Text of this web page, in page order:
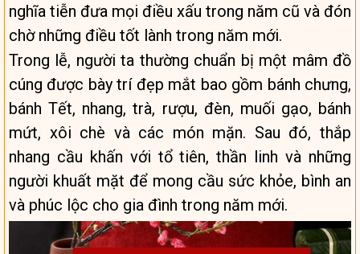
nghĩa tiễn đưa mọi điều xấu trong năm cũ và đón
chờ những điều tốt lành trong năm mới.
Trong lễ, người ta thường chuẩn bị một mâm đồ
cúng được bày trí đẹp mắt bao gồm bánh chưng,
bánh Tết, nhang, trà, rượu, đèn, muối gạo, bánh
mứt, xôi chè và các món mặn. Sau đó, thắp
nhang cầu khấn với tổ tiên, thần linh và những
người khuất mặt để mong cầu sức khỏe, bình an
và phúc lộc cho gia đình trong năm mới.